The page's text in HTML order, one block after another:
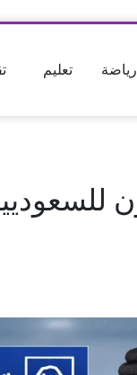
رياضة تعليم